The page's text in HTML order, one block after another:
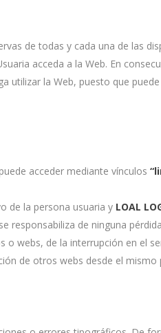
de todas y cada una de las
acceda a la Web. En
utilizar la Web, puesto que
acceder mediante vínculos
de la persona usuaria y LOAL
responsabiliza de ninguna
webs, de la interrupción en el
de otros webs desde el mismo